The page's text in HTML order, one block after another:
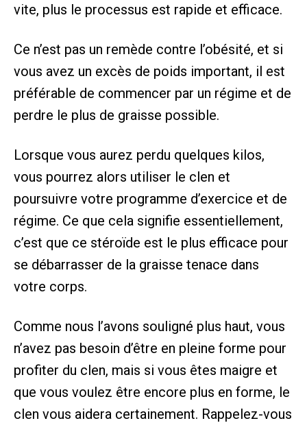
vite, plus le processus est rapide et efficace.
Ce n’est pas un remède contre l’obésité, et si
vous avez un excès de poids important, il est
préférable de commencer par un régime et de
perdre le plus de graisse possible.
Lorsque vous aurez perdu quelques kilos,
vous pourrez alors utiliser le clen et
poursuivre votre programme d’exercice et de
régime. Ce que cela signifie essentiellement,
c’est que ce stéroïde est le plus efficace pour
se débarrasser de la graisse tenace dans
votre corps.
Comme nous l’avons souligné plus haut, vous
n’avez pas besoin d’être en pleine forme pour
profiter du clen, mais si vous êtes maigre et
que vous voulez être encore plus en forme, le
clen vous aidera certainement. Rappelez-vous